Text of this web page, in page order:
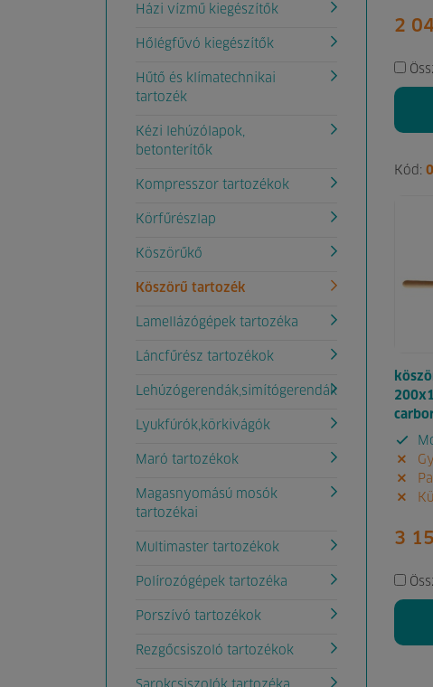
Házi vízmű kiegészítők
Hőlégfűvó kiegészítők
Hűtő és klímatechnikai
tartozék
Kézi lehúzólapok,
betonterítők
Kompresszor tartozékok
Körfűrészlap
Köszörűkő
Köszörű tartozék
Lamellázógépek tartozéka
Láncfűrész tartozékok
Lehúzógerendák,simítógerendák
Lyukfúrók,körkivágók
Maró tartozékok
Magasnyomású mosók
tartozékai
Multimaster tartozékok
Polírozógépek tartozéka
Porszívó tartozékok
Rezgőcsiszoló tartozékok
2
Kód:
3